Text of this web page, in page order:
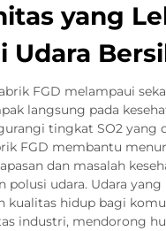
yang
Udara
FGD melampaui
langsung pada
tingkat SO2 yang
FGD membantu
dan masalah
polusi udara. Udara
kualitas hidup bagi
industri, mendorong